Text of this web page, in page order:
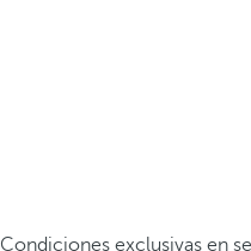
Condiciones exclusivas en